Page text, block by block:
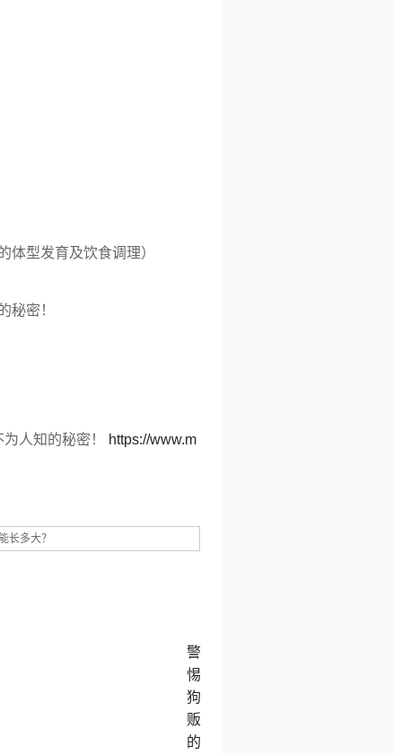
体型发育及饮食调理）
秘密！
人知的秘密！
https://www.m
长多大？
警
惕
狗
贩
的